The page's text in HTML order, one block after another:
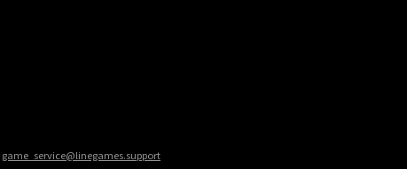
game_service@linegames.support